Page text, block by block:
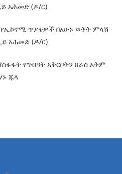
አሕመድ (ዶ/ር)
የኢኮኖሚ ጥያቄዎች በአሁኑ ወቅት ምላሽ
አሕመድ (ዶ/ር)
የግብዓት አቅርቦትን በራስ አቅም
ጁላ